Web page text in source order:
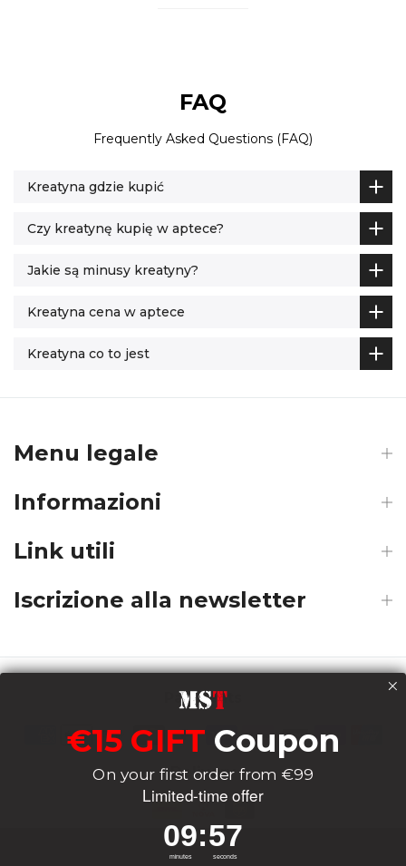
FAQ
Frequently Asked Questions (FAQ)
Kreatyna gdzie kupić
Czy kreatynę kupię w aptece?
Jakie są minusy kreatyny?
Kreatyna cena w aptece
Kreatyna co to jest
Menu legale
Informazioni
Link utili
Iscrizione alla newsletter
Payments
Delivery
Socials
€15 GIFT Coupon
On your first order from €99
Limited-time offer
09
minutes
:56
seconds